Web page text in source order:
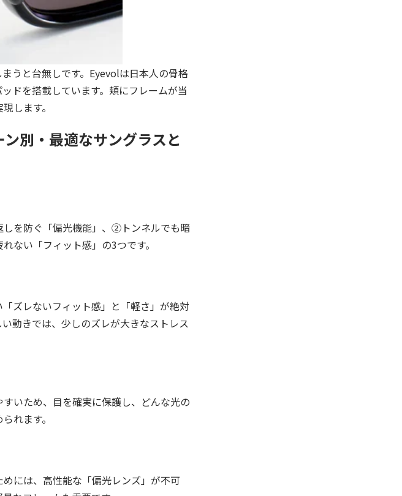
うと台無しです。Eyevolは日本人の骨格
ドを搭載しています。頬にフレームが当
します。
ン別・最適なサングラスと
を防ぐ「偏光機能」、②トンネルでも暗
ない「フィット感」の3つです。
ズレないフィット感」と「軽さ」が絶対
動きでは、少しのズレが大きなストレス
いため、目を確実に保護し、どんな光の
れます。
には、高性能な「偏光レンズ」が不可